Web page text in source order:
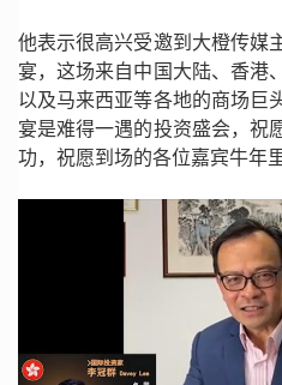
他表示很高兴受邀到大橙传媒
宴，这场来自中国大陆、香港
以及马来西亚等各地的商场巨
宴是难得一遇的投资盛会，祝
功，祝愿到场的各位嘉宾牛年